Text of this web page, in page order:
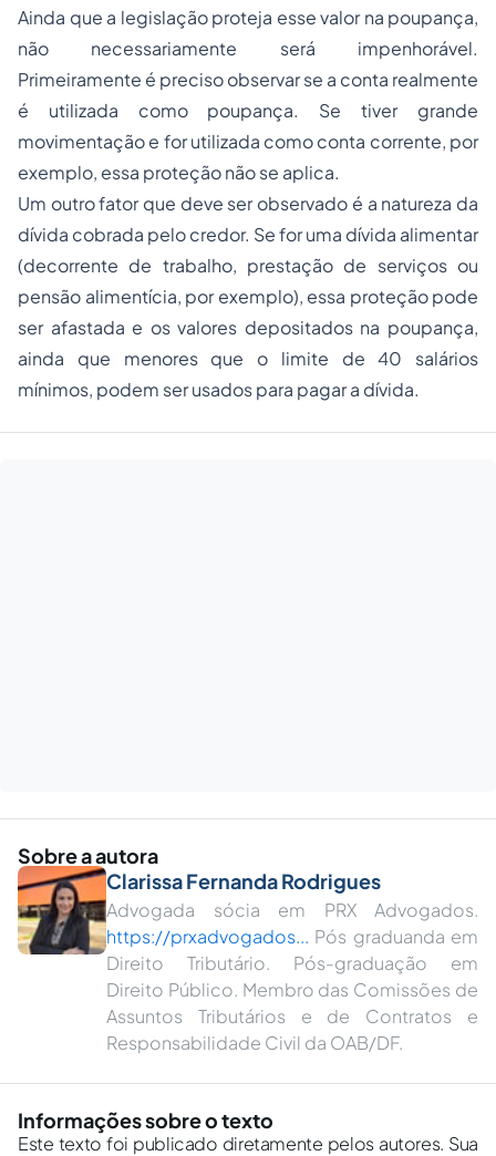
Ainda que a legislação proteja esse valor na poupança,
não necessariamente será impenhorável.
Primeiramente é preciso observar se a conta realmente
é utilizada como poupança. Se tiver grande
movimentação e for utilizada como conta corrente, por
exemplo, essa proteção não se aplica.
Um outro fator que deve ser observado é a natureza da
dívida cobrada pelo credor. Se for uma dívida alimentar
(decorrente de trabalho, prestação de serviços ou
pensão alimentícia, por exemplo), essa proteção pode
ser afastada e os valores depositados na poupança,
ainda que menores que o limite de 40 salários
mínimos, podem ser usados para pagar a dívida.
Sobre a autora
Clarissa Fernanda Rodrigues
Advogada sócia em PRX Advogados.
https://prxadvogados... Pós graduanda em
Direito Tributário. Pós-graduação em
Direito Público. Membro das Comissões de
Assuntos Tributários e de Contratos e
Responsabilidade Civil da OAB/DF.
Informações sobre o texto
Este texto foi publicado diretamente pelos autores. Sua